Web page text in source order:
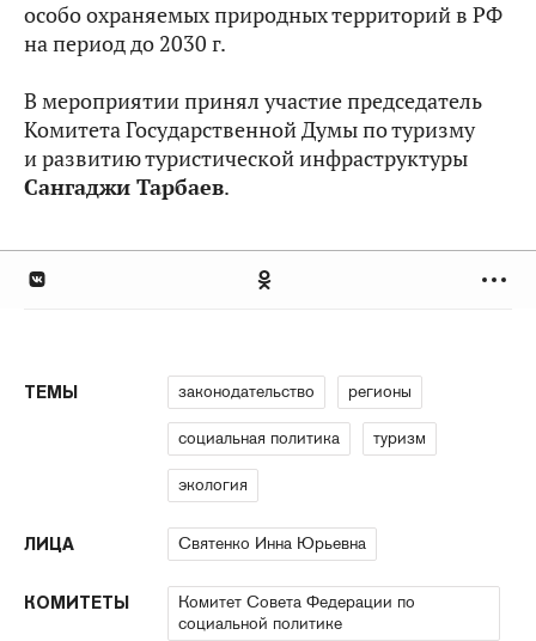
особо охраняемых природных территорий в РФ
на период до 2030 г.
В мероприятии принял участие председатель
Комитета Государственной Думы по туризму
и развитию туристической инфраструктуры
Сангаджи Тарбаев.
ТЕМЫ законодательство регионы
социальная политика туризм
экология
ЛИЦА Святенко Инна Юрьевна
КОМИТЕТЫ
Комитет Совета Федерации по
социальной политике